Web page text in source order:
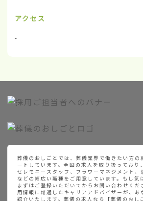
アクセス
-
葬儀のおしごとでは、葬儀業界で働きたい方の
ートしています。全国の求人を取り扱っており
セレモニースタッフ、フラワーマネジメント、
などの幅広い職種をご用意しています。もし気
まずはご登録いただいてからお問い合わせくだ
用情報に精通したキャリアアドバイザーが、あ
紹介いたします。葬儀の求人なら【葬儀のおし